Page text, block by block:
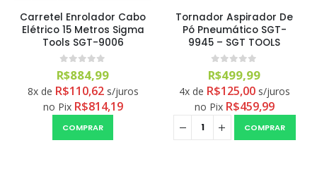
Carretel Enrolador Cabo
Elétrico 15 Metros Sigma
Tools SGT-9006
0out of 5
R$884,99
8x de R$110,62 s/juros
no Pix R$814,19
COMPRAR
Tornador Aspirador De
Pó Pneumático SGT-
9945 – SGT TOOLS
0out of 5
R$499,99
4x de R$125,00 s/juros
no Pix R$459,99
COMPRAR